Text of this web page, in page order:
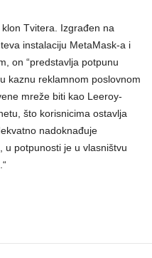
Tvitera. Izgrađen na
instalaciju MetaMask-a i
on “predstavlja potpunu
kaznu reklamnom poslovnom
mreže biti kao Leeroy-
što korisnicima ostavlja
nadoknađuje
u potpunosti je u vlasništvu